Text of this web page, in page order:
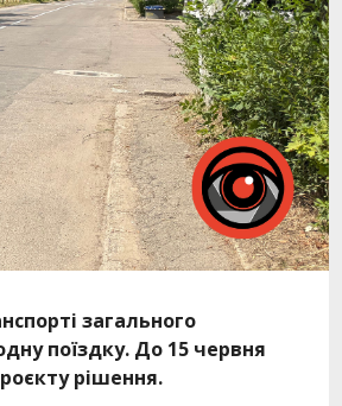
загального
поїздку. До 15 червня
рішення.